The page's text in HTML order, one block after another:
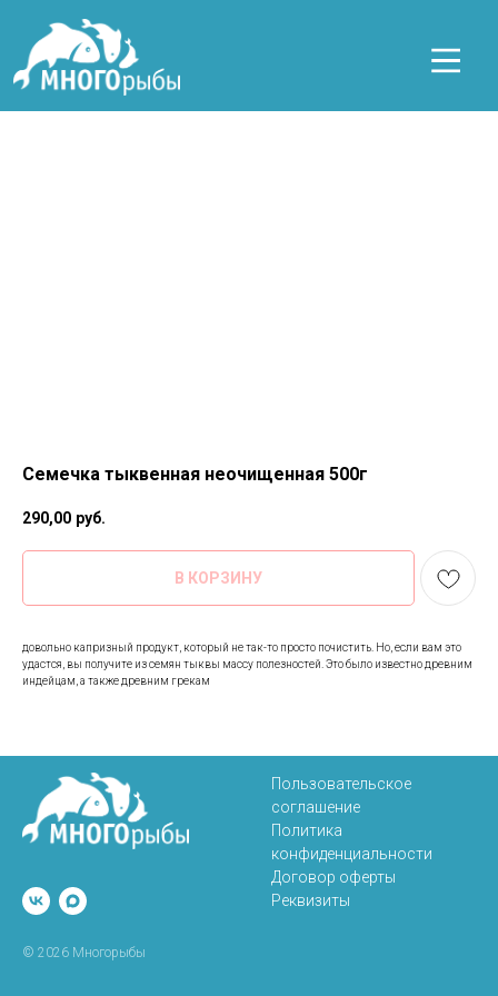
Семечка тыквенная неочищенная 500г
290,00 руб.
В КОРЗИНУ
довольно капризный продукт, который не так-то просто почистить. Но, если вам это
удастся, вы получите из семян тыквы массу полезностей. Это было известно древним
индейцам, а также древним грекам
© 2026 Многорыбы
Пользовательское
соглашение
Политика
конфиденциальности
Договор оферты
Реквизиты